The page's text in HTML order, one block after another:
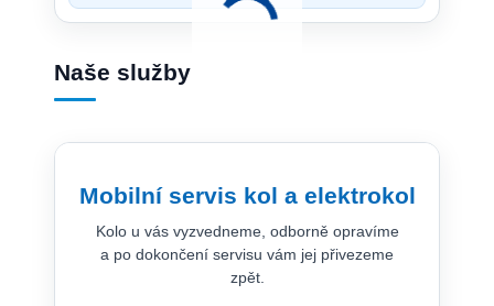
Naše služby
Mobilní servis kol a elektrokol
Kolo u vás vyzvedneme, odborně opravíme
a po dokončení servisu vám jej přivezeme
zpět.